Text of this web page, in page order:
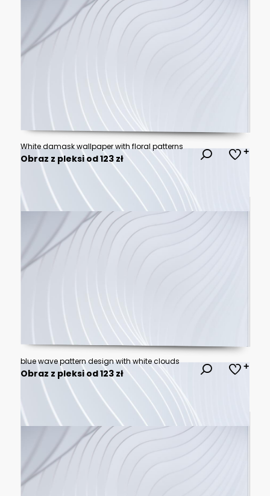
White damask wallpaper with floral patterns
Obraz z pleksi od 123 zł
blue wave pattern design with white clouds
Obraz z pleksi od 123 zł